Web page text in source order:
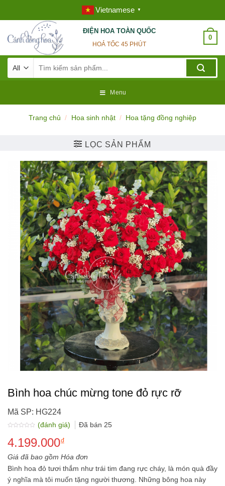
to
content
Vietnamese ▼
ĐIỆN HOA TOÀN QUỐC
HOẢ TỐC 45 PHÚT
0
kiếm:
Menu
Trang chủ / Hoa sinh nhật / Hoa tặng đồng nghiệp
LỌC SẢN PHẨM
Bình hoa chúc mừng tone đỏ rực rỡ
Mã SP: HG224
xếp
hạng
5
sao
(đánh giá) Đã bán 25
4.199.000₫
Giá đã bao gồm Hóa đơn
Bình hoa đỏ tươi thắm như trái tim đang rực cháy, là món quà đầy
ý nghĩa mà tôi muốn tặng người thương. Những bông hoa này